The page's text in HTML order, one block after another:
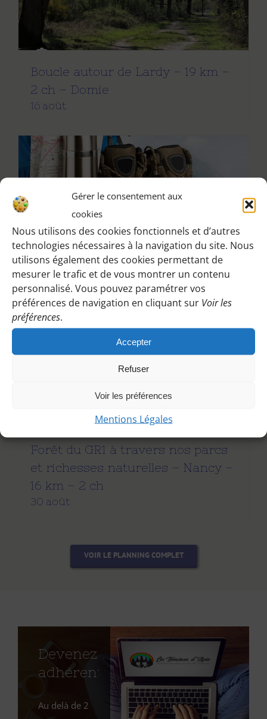
Gérer le consentement aux
cookies
Nous utilisons des cookies fonctionnels et d’autres
technologies nécessaires à la navigation du site. Nous
utilisons également des cookies permettant de
mesurer le trafic et de vous montrer un contenu
personnalisé. Vous pouvez paramétrer vos
préférences de navigation en cliquant sur Voir les
préférences.
Accepter
Refuser
Voir les préférences
Mentions Légales
Boucle autour de Lardy – 19 km –
2 ch – Domie
16 août
RandoANNULÉE – 2ch – km –
Soazic
23 août
Forêt du GR1 à travers nos parcs
et richesses naturelles – Nancy –
16 km – 2 ch
30 août
VOIR LE PLANNING COMPLET
Devenez
adhérente
Au delà de 2